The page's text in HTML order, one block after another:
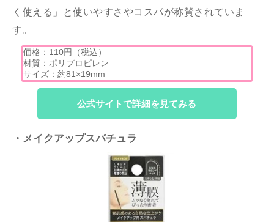
く使える」と使いやすさやコスパが称賛されていま
す。
価格：110円（税込）
材質：ポリプロピレン
サイズ：約81×19mm
公式サイトで詳細を見てみる
・メイクアップスパチュラ